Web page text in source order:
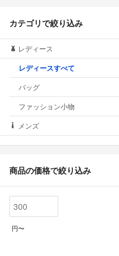
カテゴリで絞り込み
レディース
レディースすべて
バッグ
ファッション小物
メンズ
商品の価格で絞り込み
円〜